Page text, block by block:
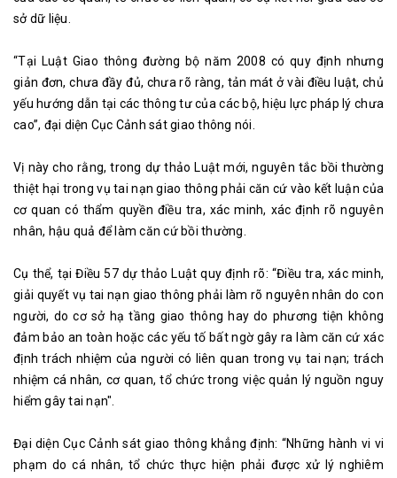
sở dữ liệu.
“Tại Luật Giao thông đường bộ năm 2008 có quy định nhưng
giản đơn, chưa đầy đủ, chưa rõ ràng, tản mát ở vài điều luật, chủ
yếu hướng dẫn tại các thông tư của các bộ, hiệu lực pháp lý chưa
cao”, đại diện Cục Cảnh sát giao thông nói.
Vị này cho rằng, trong dự thảo Luật mới, nguyên tắc bồi thường
thiệt hại trong vụ tai nạn giao thông phải căn cứ vào kết luận của
cơ quan có thẩm quyền điều tra, xác minh, xác định rõ nguyên
nhân, hậu quả để làm căn cứ bồi thường.
Cụ thể, tại Điều 57 dự thảo Luật quy định rõ: “Điều tra, xác minh,
giải quyết vụ tai nạn giao thông phải làm rõ nguyên nhân do con
người, do cơ sở hạ tầng giao thông hay do phương tiện không
đảm bảo an toàn hoặc các yếu tố bất ngờ gây ra làm căn cứ xác
định trách nhiệm của người có liên quan trong vụ tai nạn; trách
nhiệm cá nhân, cơ quan, tổ chức trong việc quản lý nguồn nguy
hiểm gây tai nạn".
Đại diện Cục Cảnh sát giao thông khẳng định: “Những hành vi vi
phạm do cá nhân, tổ chức thực hiện phải được xử lý nghiêm